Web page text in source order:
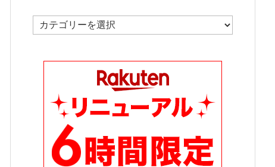
カ